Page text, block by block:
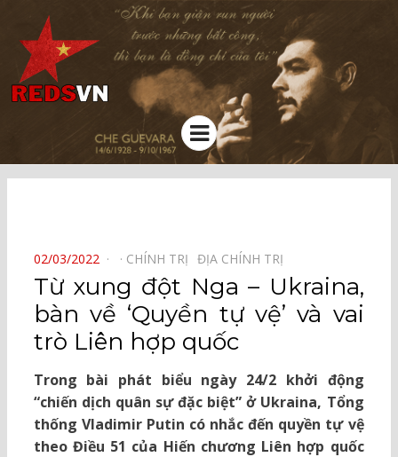
Kênh chia sẻ tri thức cộng đồng
Menu
POSTED
ON
02/03/2022 CHÍNH TRỊ⠀ ĐỊA CHÍNH TRỊ⠀
Từ xung đột Nga – Ukraina,
bàn về ‘Quyền tự vệ’ và vai
trò Liên hợp quốc
Trong bài phát biểu ngày 24/2 khởi động
“chiến dịch quân sự đặc biệt” ở Ukraina, Tổng
thống Vladimir Putin có nhắc đến quyền tự vệ
theo Điều 51 của Hiến chương Liên hợp quốc